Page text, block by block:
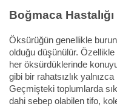
Boğmaca
Öksürüğün genellikle
olduğu düşünülür.
her öksürdüklerinde
gibi bir rahatsızlık
Geçmişteki toplumlarda
dahi sebep olabilen tifo,